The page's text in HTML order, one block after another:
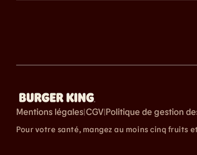
Mentions légales|CGV|Politique de gestion
Pour votre santé, mangez au moins cinq fruits